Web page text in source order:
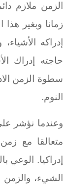
الزمن ملازم
زمانا وبغير
إدراكه
حاجته إدراك
سطوة الزمن
النوم.
وعندما نؤشر
متعالقا مع
إدراكيا. الوعي
الشيء،